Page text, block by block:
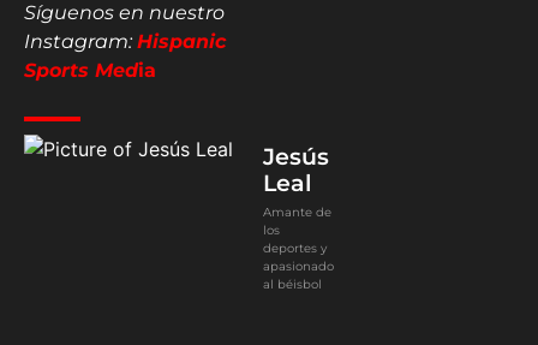
Síguenos en nuestro
Instagram:Hispanic
Sports Media
Jesús
Leal
Amante de
los
deportes y
apasionado
al béisbol